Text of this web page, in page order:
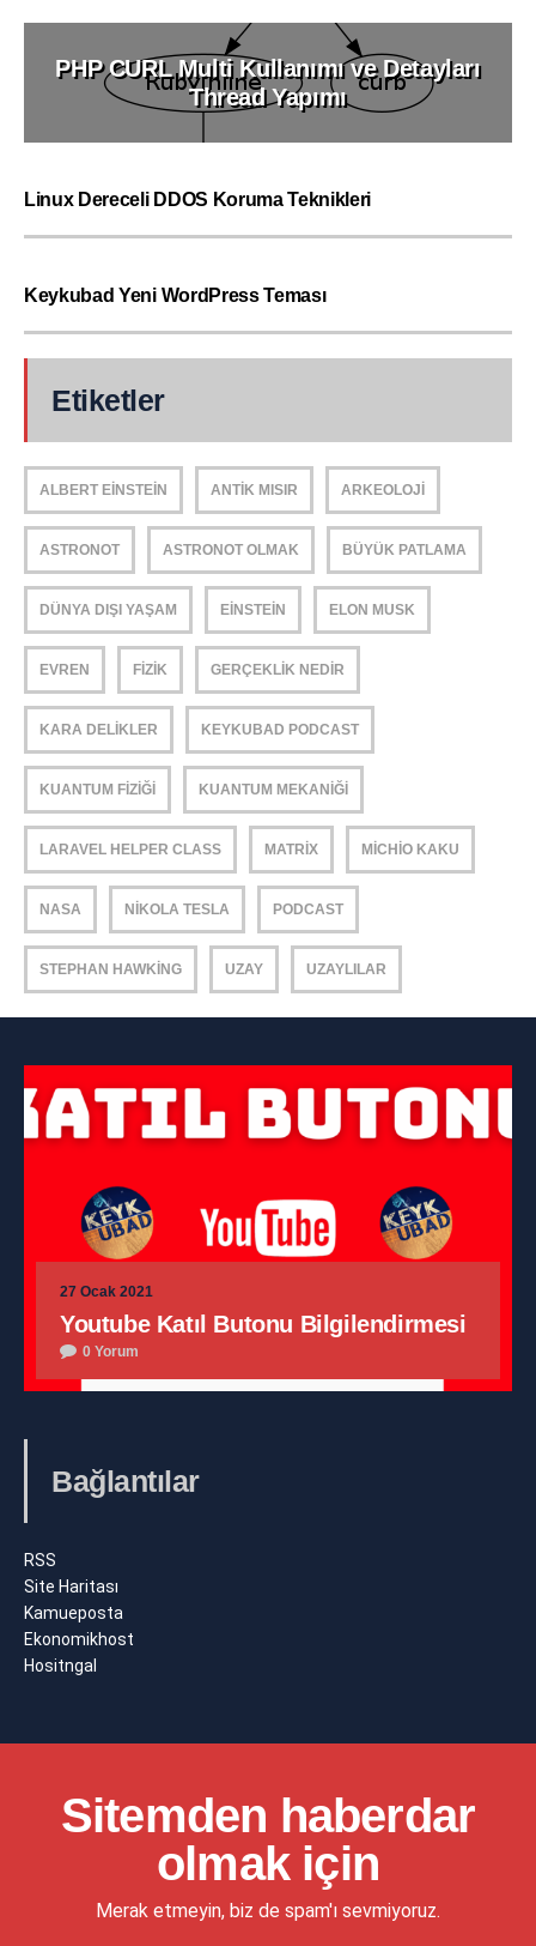
PHP CURL Multi Kullanımı ve Detayları
Thread Yapımı
Linux Dereceli DDOS Koruma Teknikleri
Keykubad Yeni WordPress Teması
Etiketler
ALBERT EINSTEIN ANTIK MISIR ARKEOLOJI
ASTRONOT ASTRONOT OLMAK BÜYÜK PATLAMA
DÜNYA DIŞI YAŞAM EINSTEIN ELON MUSK
EVREN FIZIK GERÇEKLIK NEDIR
KARA DELIKLER KEYKUBAD PODCAST
KUANTUM FIZIĞI KUANTUM MEKANIĞI
LARAVEL HELPER CLASS MATRIX MICHIO KAKU
NASA NIKOLA TESLA PODCAST
STEPHAN HAWKING UZAY UZAYLILAR
27 Ocak 2021
Youtube Katıl Butonu Bilgilendirmesi
0 Yorum
Bağlantılar
RSS
Site Haritası
Kamueposta
Ekonomikhost
Hositngal
Sitemden haberdar
olmak için
Merak etmeyin, biz de spam'ı sevmiyoruz.